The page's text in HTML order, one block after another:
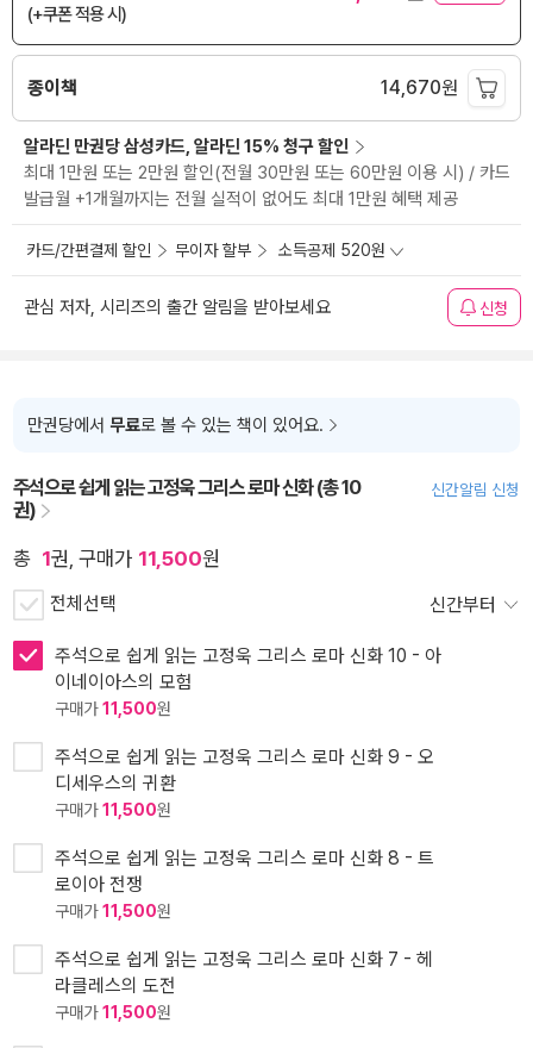
(+쿠폰 적용 시)
종이책 14,670원
알라딘 만권당 삼성카드, 알라딘 15% 청구 할인
최대 1만원 또는 2만원 할인(전월 30만원 또는 60만원 이용 시) / 카드
발급월 +1개월까지는 전월 실적이 없어도 최대 1만원 혜택 제공
카드/간편결제 할인 무이자 할부 소득공제 520원
관심 저자, 시리즈의 출간 알림을 받아보세요 신청
만권당에서 무료로 볼 수 있는 책이 있어요.
주석으로 쉽게 읽는 고정욱 그리스 로마 신화 (총 10
권)
신간알림 신청
총 1권, 구매가 11,500원
전체선택 신간부터
주석으로 쉽게 읽는 고정욱 그리스 로마 신화 10 - 아
이네이아스의 모험
구매가11,500원
주석으로 쉽게 읽는 고정욱 그리스 로마 신화 9 - 오
디세우스의 귀환
구매가11,500원
주석으로 쉽게 읽는 고정욱 그리스 로마 신화 8 - 트
로이아 전쟁
구매가11,500원
주석으로 쉽게 읽는 고정욱 그리스 로마 신화 7 - 헤
라클레스의 도전
구매가11,500원